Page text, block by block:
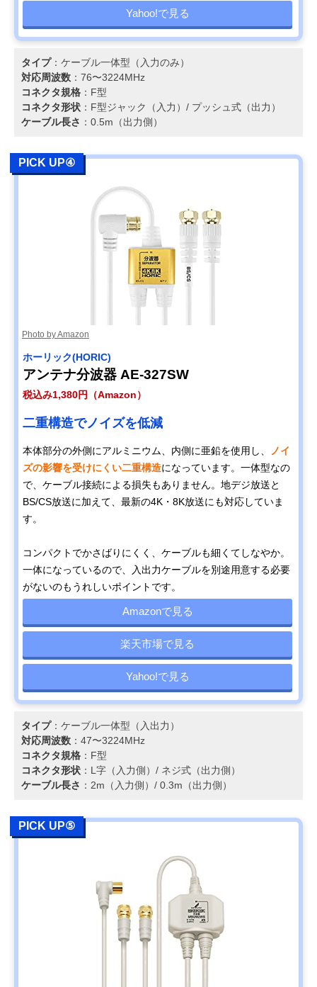
Yahoo!で見る
タイプ：ケーブル一体型（入力のみ）
対応周波数 ：76〜3224MHz
コネクタ規格 ：F型
コネクタ形状 ：F型ジャック（入力）/ プッシュ式（出力）
ケーブル長さ ：0.5m（出力側）
PICK UP④
Photo by Amazon
ホーリック(HORIC)
アンテナ分波器 AE-327SW
税込み1,380円（Amazon）
二重構造でノイズを低減
本体部分の外側にアルミニウム、内側に亜鉛を使用し、
ノイ
ズの影響を受けにくい二重構造になっています。一体型なの
で、ケーブル接続による損失もありません。地デジ放送と
BS/CS放送に加えて、最新の4K・8K放送にも対応していま
す。
コンパクトでかさばりにくく、ケーブルも細くてしなやか。
一体になっているので、入出力ケーブルを別途用意する必要
がないのもうれしいポイントです。
Amazonで見る
楽天市場で見る
Yahoo!で見る
タイプ：ケーブル一体型（入出力）
対応周波数 ：47〜3224MHz
コネクタ規格 ：F型
コネクタ形状 ：L字（入力側）/ ネジ式（出力側）
ケーブル長さ ：2m（入力側）/ 0.3m（出力側）
PICK UP⑤